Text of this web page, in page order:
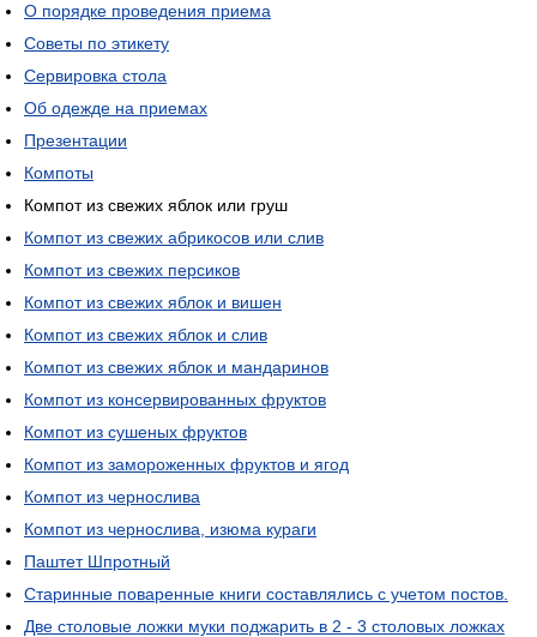
О порядке проведения приема
Советы по этикету
Сервировка стола
Об одежде на приемах
Презентации
Компоты
Компот из свежих яблок или груш
Компот из свежих абрикосов или слив
Компот из свежих персиков
Компот из свежих яблок и вишен
Компот из свежих яблок и слив
Компот из свежих яблок и мандаринов
Компот из консервированных фруктов
Компот из сушеных фруктов
Компот из замороженных фруктов и ягод
Компот из чернослива
Компот из чернослива, изюма кураги
Паштет Шпротный
Старинные поваренные книги составлялись с учетом постов.
Две столовые ложки муки поджарить в 2 - 3 столовых ложках